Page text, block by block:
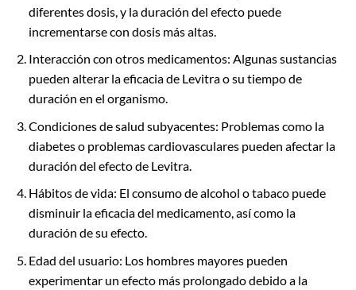
diferentes dosis, y la duración del efecto puede
incrementarse con dosis más altas.
Interacción con otros medicamentos: Algunas sustancias
pueden alterar la eficacia de Levitra o su tiempo de
duración en el organismo.
Condiciones de salud subyacentes: Problemas como la
diabetes o problemas cardiovasculares pueden afectar la
duración del efecto de Levitra.
Hábitos de vida: El consumo de alcohol o tabaco puede
disminuir la eficacia del medicamento, así como la
duración de su efecto.
Edad del usuario: Los hombres mayores pueden
experimentar un efecto más prolongado debido a la